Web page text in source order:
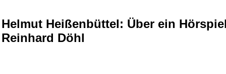
Helmut Heißenbüttel: Über ein
Reinhard Döhl